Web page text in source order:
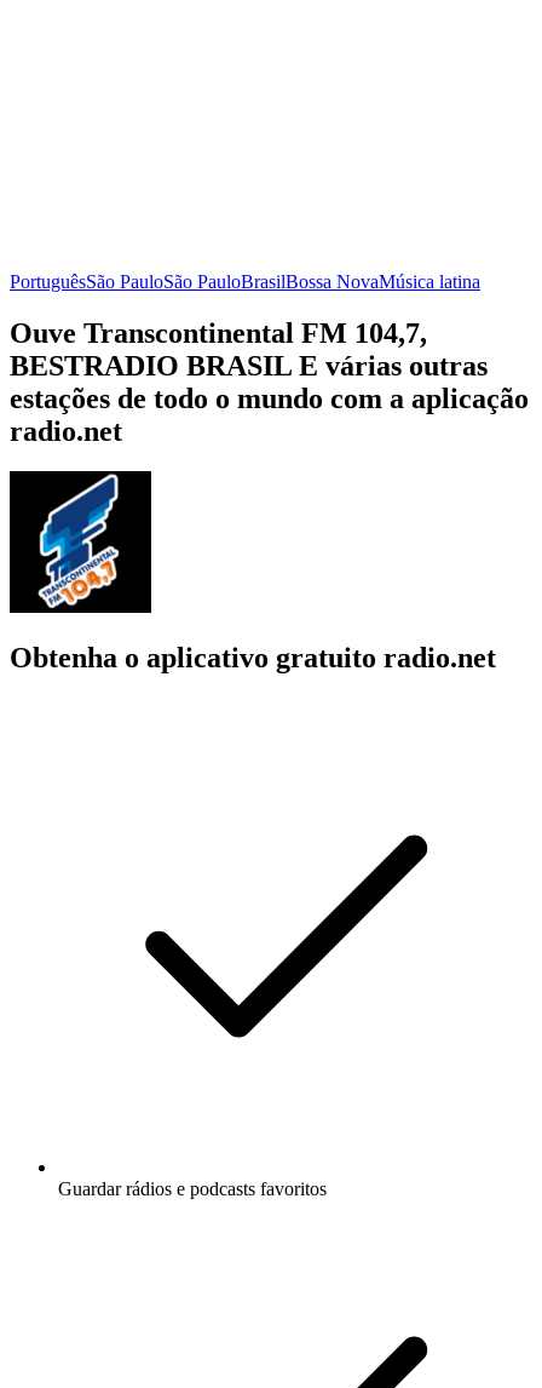
PortuguêsSão PauloSão PauloBrasilBossa NovaMúsica latina
Ouve Transcontinental FM 104,7,
BESTRADIO BRASIL E várias outras
estações de todo o mundo com a aplicação
radio.net
Obtenha o aplicativo gratuito radio.net
Guardar rádios e podcasts favoritos